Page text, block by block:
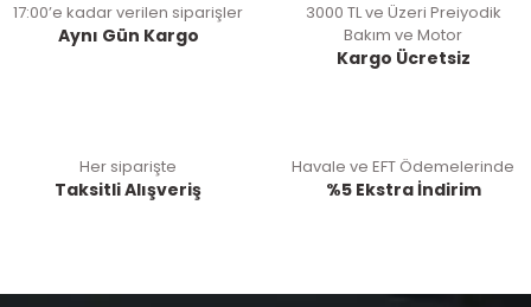
17:00’e kadar verilen siparişler
Aynı Gün Kargo
3000 TL ve Üzeri Preiyodik
Bakım ve Motor
Kargo Ücretsiz
Her siparişte
Taksitli Alışveriş
Havale ve EFT Ödemelerinde
%5 Ekstra İndirim